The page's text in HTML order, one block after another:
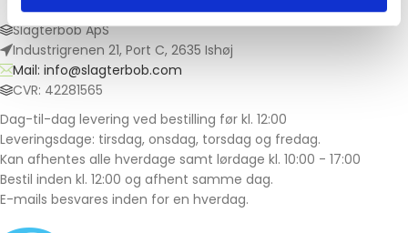
Slagterbob ApS
Industrigrenen 21, Port C, 2635 Ishøj
Mail: info@slagterbob.com
CVR: 42281565
Dag-til-dag levering ved bestilling før kl. 12:00
Leveringsdage: tirsdag, onsdag, torsdag og fredag.
Kan afhentes alle hverdage samt lørdage kl. 10:00 - 17:00
Bestil inden kl. 12:00 og afhent samme dag.
E-mails besvares inden for en hverdag.